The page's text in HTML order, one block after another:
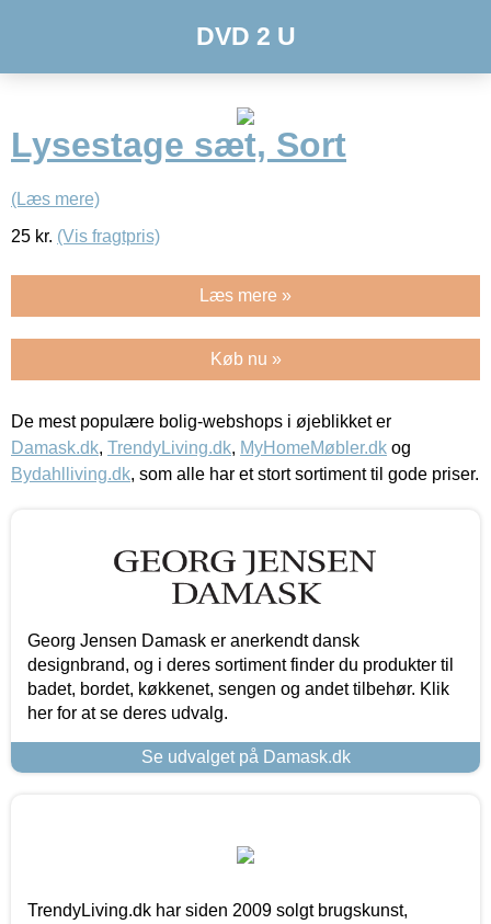
DVD 2 U
Lysestage sæt, Sort
(Læs mere)
25 kr. (Vis fragtpris)
Læs mere »
Køb nu »
De mest populære bolig-webshops i øjeblikket er
Damask.dk, TrendyLiving.dk, MyHomeMøbler.dk og
Bydahlliving.dk, som alle har et stort sortiment til gode priser.
Georg Jensen Damask er anerkendt dansk
designbrand, og i deres sortiment finder du produkter til
badet, bordet, køkkenet, sengen og andet tilbehør. Klik
her for at se deres udvalg.
Se udvalget på Damask.dk
TrendyLiving.dk har siden 2009 solgt brugskunst,